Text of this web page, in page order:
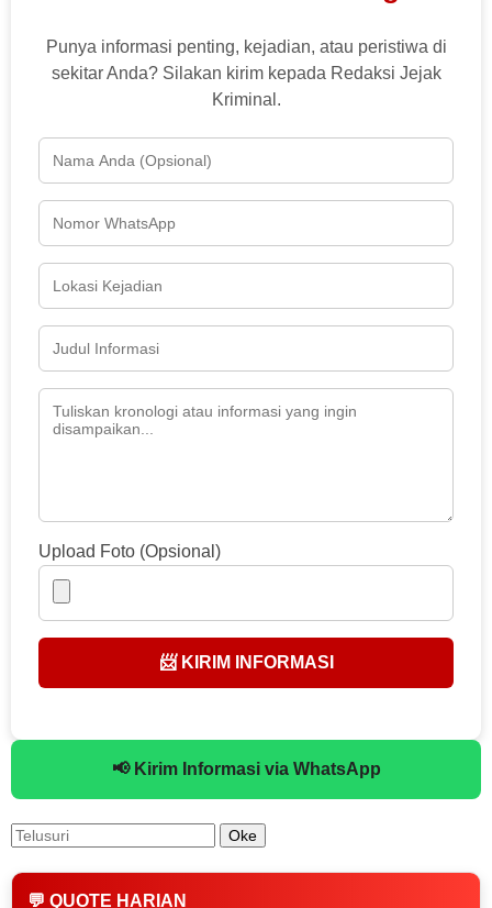
Punya informasi penting, kejadian, atau peristiwa di
sekitar Anda? Silakan kirim kepada Redaksi Jejak
Kriminal.
Upload Foto (Opsional)
📨 KIRIM INFORMASI
📢 Kirim Informasi via WhatsApp
💬 QUOTE HARIAN